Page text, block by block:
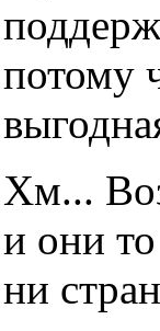
потому
Хм...
и они
ни